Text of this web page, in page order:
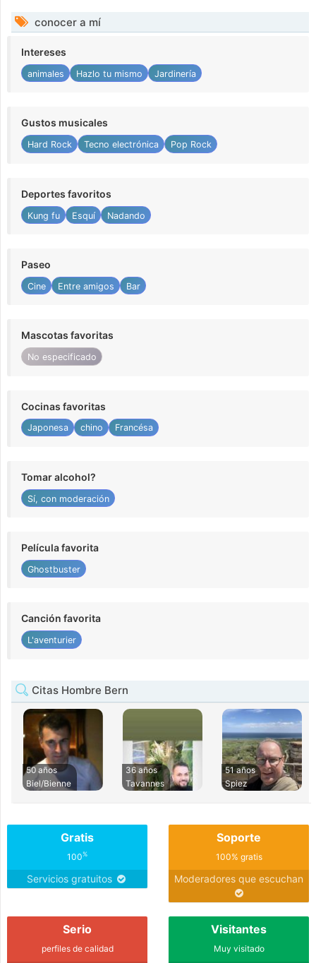
conocer a mí
Intereses
animales Hazlo tu mismo Jardinería
Gustos musicales
Hard Rock Tecno electrónica Pop Rock
Deportes favoritos
Kung fu Esquí Nadando
Paseo
Cine Entre amigos Bar
Mascotas favoritas
No especificado
Cocinas favoritas
Japonesa chino Francésa
Tomar alcohol?
Sí, con moderación
Película favorita
Ghostbuster
Canción favorita
L'aventurier
Citas Hombre Bern
50 años
Biel/Bienne
36 años
Tavannes
51 años
Spiez
Gratis
100%
Servicios gratuitos
Soporte
100% gratis
Moderadores que escuchan
Serio
perfiles de calidad
Visitantes
Muy visitado